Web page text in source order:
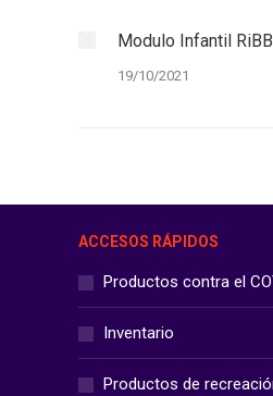
Modulo Infantil
19/10/2021
ACCESOS RÁPIDOS
Productos contra el
Inventario
Productos de